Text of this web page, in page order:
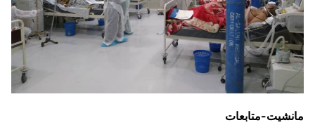
مانشيت-متابعات